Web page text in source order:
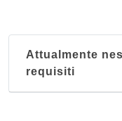
Attualmente
requisiti